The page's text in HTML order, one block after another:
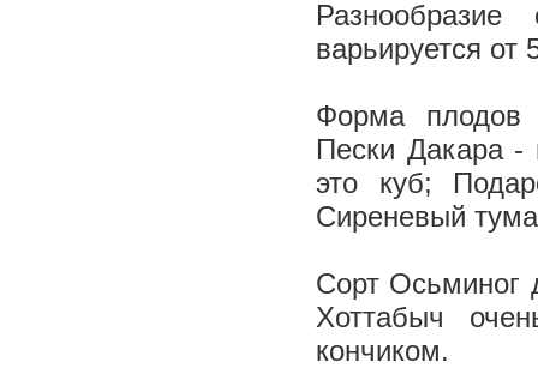
варьируется
Форма плодов
Пески Дакара -
это куб;
Сиреневый
Сорт Осьминог
Хоттабыч
кончиком.